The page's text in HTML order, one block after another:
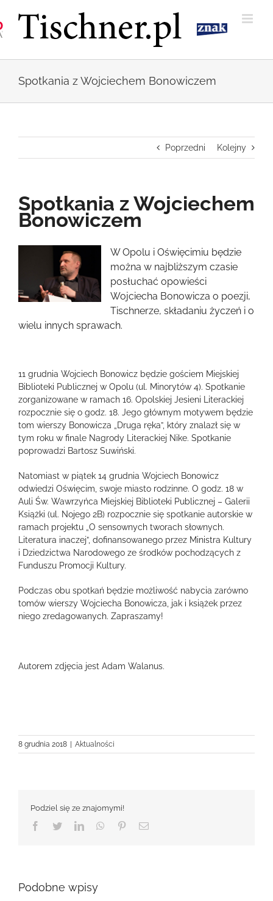
zawartości
Spotkania z Wojciechem Bonowiczem
Poprzedni Kolejny
Spotkania z Wojciechem
Bonowiczem
W Opolu i Oświęcimiu będzie
można w najbliższym czasie
posłuchać opowieści
Wojciecha Bonowicza o poezji,
Tischnerze, składaniu życzeń i o
wielu innych sprawach.
11 grudnia Wojciech Bonowicz będzie gościem Miejskiej
Biblioteki Publicznej w Opolu (ul. Minorytów 4). Spotkanie
zorganizowane w ramach 16. Opolskiej Jesieni Literackiej
rozpocznie się o godz. 18. Jego głównym motywem będzie
tom wierszy Bonowicza „Druga ręka”, który znalazł się w
tym roku w finale Nagrody Literackiej Nike. Spotkanie
poprowadzi Bartosz Suwiński.
Natomiast w piątek 14 grudnia Wojciech Bonowicz
odwiedzi Oświęcim, swoje miasto rodzinne. O godz. 18 w
Auli Św. Wawrzyńca Miejskiej Biblioteki Publicznej – Galerii
Książki (ul. Nojego 2B) rozpocznie się spotkanie autorskie w
ramach projektu „O sensownych tworach słownych.
Literatura inaczej”, dofinansowanego przez Ministra Kultury
i Dziedzictwa Narodowego ze środków pochodzących z
Funduszu Promocji Kultury.
Podczas obu spotkań będzie możliwość nabycia zarówno
tomów wierszy Wojciecha Bonowicza, jak i książek przez
niego zredagowanych. Zapraszamy!
Autorem zdjęcia jest Adam Walanus.
8 grudnia 2018 Aktualności
Podziel się ze znajomymi!
Facebook
TwitterLinkedInWhatsApp
PinterestEmail
Podobne wpisy